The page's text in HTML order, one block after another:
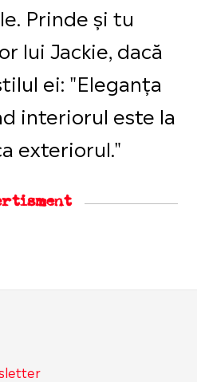
Prinde și tu
lui Jackie, dacă
ei: "Eleganța
interiorul este la
exteriorul."